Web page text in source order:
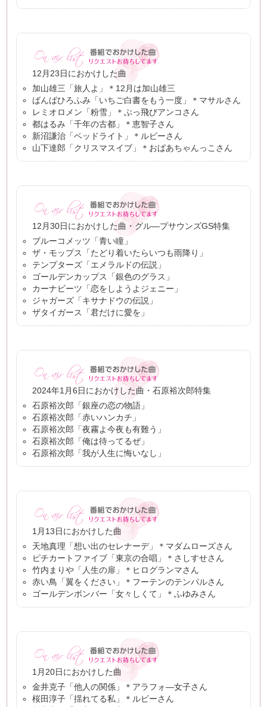
12月23日におかけした曲
加山雄三「旅人よ」＊12月は加山雄三
ばんばひろふみ「いちご白書をもう一度」＊マサルさん
レミオロメン「粉雪」＊ぶっ飛びアンコさん
都はるみ「千年の古都」＊恵智子さん
新沼謙治「ベッドライト」＊ルビーさん
山下達郎「クリスマスイブ」＊おばあちゃんっこさん
12月30日におかけした曲・グル―プサウンズGS特集
ブルーコメッツ「青い瞳」
ザ・モップス「たどり着いたらいつも雨降り」
テンプターズ「エメラルドの伝説」
ゴールデンカップス「銀色のグラス」
カーナビーツ「恋をしようよジェニー」
ジャガーズ「キサナドウの伝説」
ザタイガース「君だけに愛を」
2024年1月6日におかけした曲・石原裕次郎特集
石原裕次郎「銀座の恋の物語」
石原裕次郎「赤いハンカチ」
石原裕次郎「夜霧よ今夜も有難う」
石原裕次郎「俺は待ってるぜ」
石原裕次郎「我が人生に悔いなし」
1月13日におかけした曲
天地真理「想い出のセレナーデ」＊マダムローズさん
ピチカートファイブ「東京の合唱」＊さしすせさん
竹内まりや「人生の扉」＊ヒログランマさん
赤い鳥「翼をください」＊フーテンのテンパルさん
ゴールデンボンバー「女々しくて」＊ふゆみさん
1月20日におかけした曲
金井克子「他人の関係」＊アラフォ―女子さん
桜田淳子「揺れてる私」＊ルビーさん